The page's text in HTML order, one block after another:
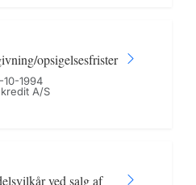
opsigelsesfrister
10-1994
A/S
ved salg af